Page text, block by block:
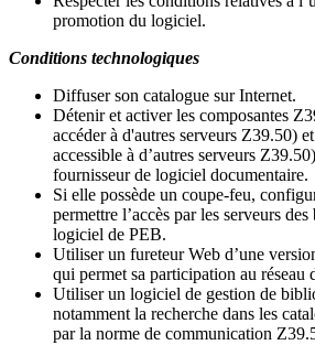
promotion du logiciel.
Conditions technologiques
Diffuser son catalogue sur Internet.
Détenir et activer les composantes
accéder à d'autres serveurs Z39.50)
accessible à d’autres serveurs
fournisseur de logiciel documentaire.
Si elle possède un coupe-feu,
permettre l’accès par les serveurs
logiciel de PEB.
Utiliser un fureteur Web d’une
qui permet sa participation au réseau
Utiliser un logiciel de gestion de
notamment la recherche dans les
par la norme de communication